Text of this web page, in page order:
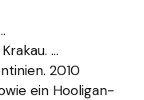
...
2010
ein Hooligan-